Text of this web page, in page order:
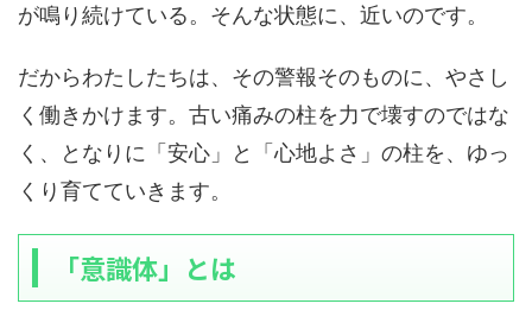
が鳴り続けている。そんな状態に、近いのです。
だからわたしたちは、その警報そのものに、やさし
く働きかけます。古い痛みの柱を力で壊すのではな
く、となりに「安心」と「心地よさ」の柱を、ゆっ
くり育てていきます。
「意識体」とは